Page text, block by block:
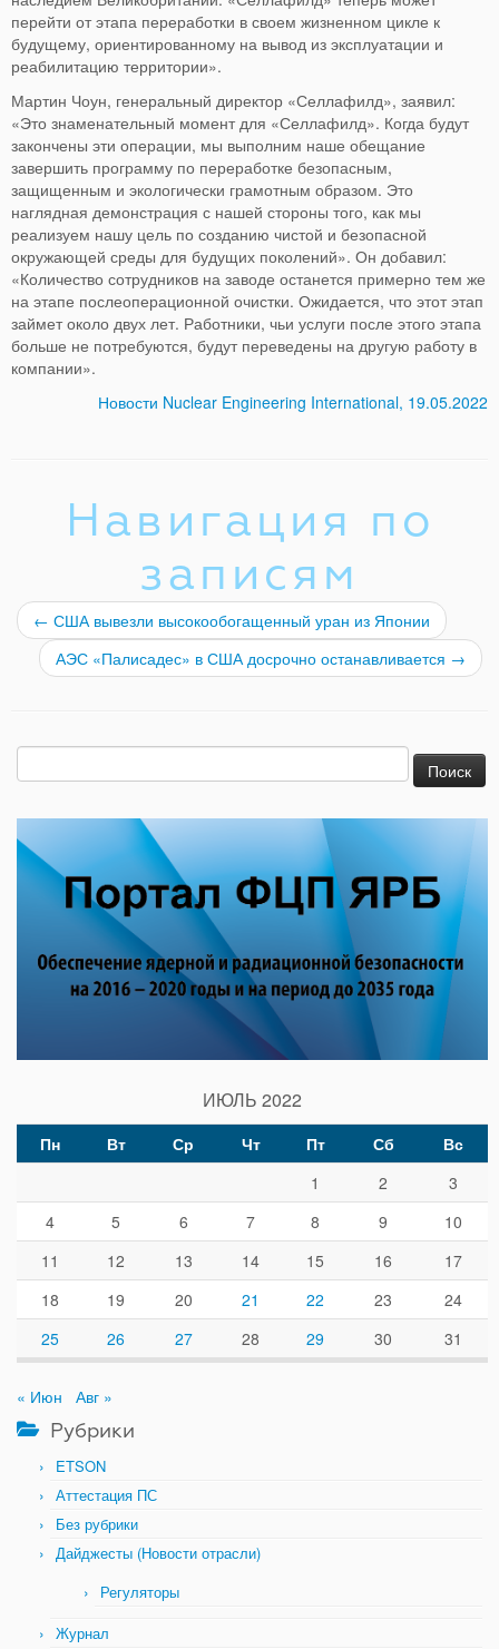
перейти от этапа переработки в своем жизненном цикле к
будущему, ориентированному на вывод из эксплуатации и
реабилитацию территории».
Мартин Чоун, генеральный директор «Селлафилд», заявил:
«Это знаменательный момент для «Селлафилд». Когда будут
закончены эти операции, мы выполним наше обещание
завершить программу по переработке безопасным,
защищенным и экологически грамотным образом. Это
наглядная демонстрация с нашей стороны того, как мы
реализуем нашу цель по созданию чистой и безопасной
окружающей среды для будущих поколений». Он добавил:
«Количество сотрудников на заводе останется примерно тем же
на этапе послеоперационной очистки. Ожидается, что этот этап
займет около двух лет. Работники, чьи услуги после этого этапа
больше не потребуются, будут переведены на другую работу в
компании».
Новости Nuclear Engineering International, 19.05.2022
Навигация по
записям
← США вывезли высокообогащенный уран из Японии
АЭС «Палисадес» в США досрочно останавливается →
ИЮЛЬ 2022
Пн Вт Ср Чт Пт Сб
Вс
1
2
3
4
5 6 7 8 9
10
11
12 13 14 15 16
17
18
19 20 21 22 23
24
25
26 27 28 29 30 31
« Июн Авг »
Рубрики
ETSON
Аттестация ПС
Без рубрики
Дайджесты (Новости отрасли)
Регуляторы
Журнал